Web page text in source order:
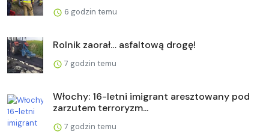
6 godzin temu
Rolnik zaorał… asfaltową drogę!
7 godzin temu
Włochy: 16-letni imigrant aresztowany pod
zarzutem terroryzm...
7 godzin temu